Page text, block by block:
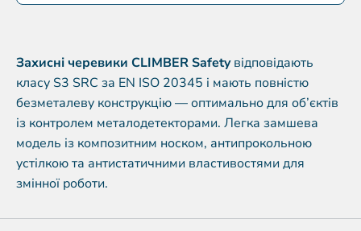
Захисні черевики CLIMBER Safetyвідповідають
класу S3 SRC за EN ISO 20345 і мають повністю
безметалеву конструкцію — оптимально для об’єктів
із контролем металодетекторами. Легка замшева
модель із композитним носком, антипрокольною
устілкою та антистатичними властивостями для
змінної роботи.